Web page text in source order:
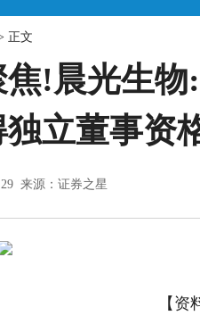
正文
!晨光生物
立董事资
来源：证券之星
【资